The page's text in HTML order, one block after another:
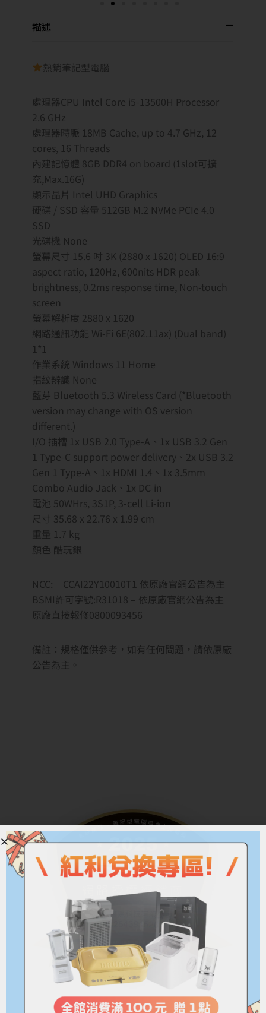
描述
熱銷筆記型電腦
處理器CPU Intel Core i5-13500H Processor
2.6 GHz
處理器時脈 18MB Cache, up to 4.7 GHz, 12
cores, 16 Threads
內建記憶體 8GB DDR4 on board (1slot可擴
充,Max.16G)
顯示晶片 Intel UHD Graphics
硬碟 / SSD 容量 512GB M.2 NVMe PCIe 4.0
SSD
光碟機 None
螢幕尺寸 15.6 吋 3K (2880 x 1620) OLED 16:9
aspect ratio, 120Hz, 600nits HDR peak
brightness, 0.2ms response time, Non-touch
screen
螢幕解析度 2880 x 1620
網路通訊功能 Wi-Fi 6E(802.11ax) (Dual band)
1*1
作業系統 Windows 11 Home
指紋辨識 None
藍芽 Bluetooth 5.3 Wireless Card (*Bluetooth
version may change with OS version
different.)
I/O 插槽 1x USB 2.0 Type-A、1x USB 3.2 Gen
1 Type-C support power delivery、2x USB 3.2
Gen 1 Type-A、1x HDMI 1.4、1x 3.5mm
Combo Audio Jack、1x DC-in
電池 50WHrs, 3S1P, 3-cell Li-ion
尺寸 35.68 x 22.76 x 1.99 cm
重量 1.7 kg
顏色 酷玩銀
NCC: – CCAI22Y10010T1 依原廠官網公告為主
BSMI許可字號:R31018 – 依原廠官網公告為主
原廠直接報修0800093456
備註：規格僅供參考，如有任何問題，請依原廠
公告為主。